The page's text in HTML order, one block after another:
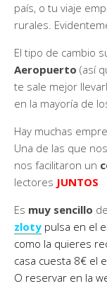
país, o tu viaje
rurales.
El tipo de cambio
Aeropuerto (así
te sale mejor
en la mayoría de
Hay muchas
Una de las que
nos facilitaron un
lectores JUNTOS
Es muy sencillo
zloty pulsa en el
como la quieres
casa cuesta 8€ el
O reservar en la